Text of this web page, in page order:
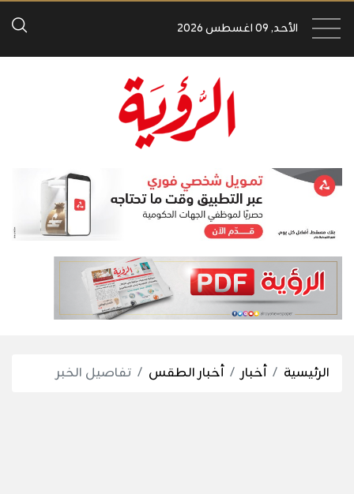
الأحد, 09 اغسطس 2026
الرئيسية أخبار أخبار الطقس تفاصيل الخبر